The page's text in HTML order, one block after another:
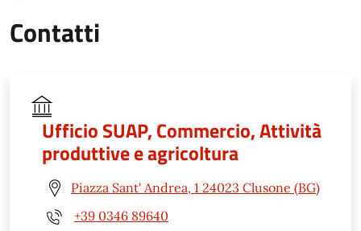
Contatti
Ufficio SUAP, Commercio, Attività
produttive e agricoltura
Piazza Sant' Andrea, 1 24023 Clusone (BG)
+39 0346 89640